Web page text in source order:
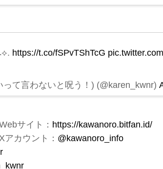
⟡. https://t.co/fSPvTShTcG
て言わないと呪う！) (@karen_kwnr)
サイト： https://kawanoro.bitfan.id/
カウント： @kawanoro_info